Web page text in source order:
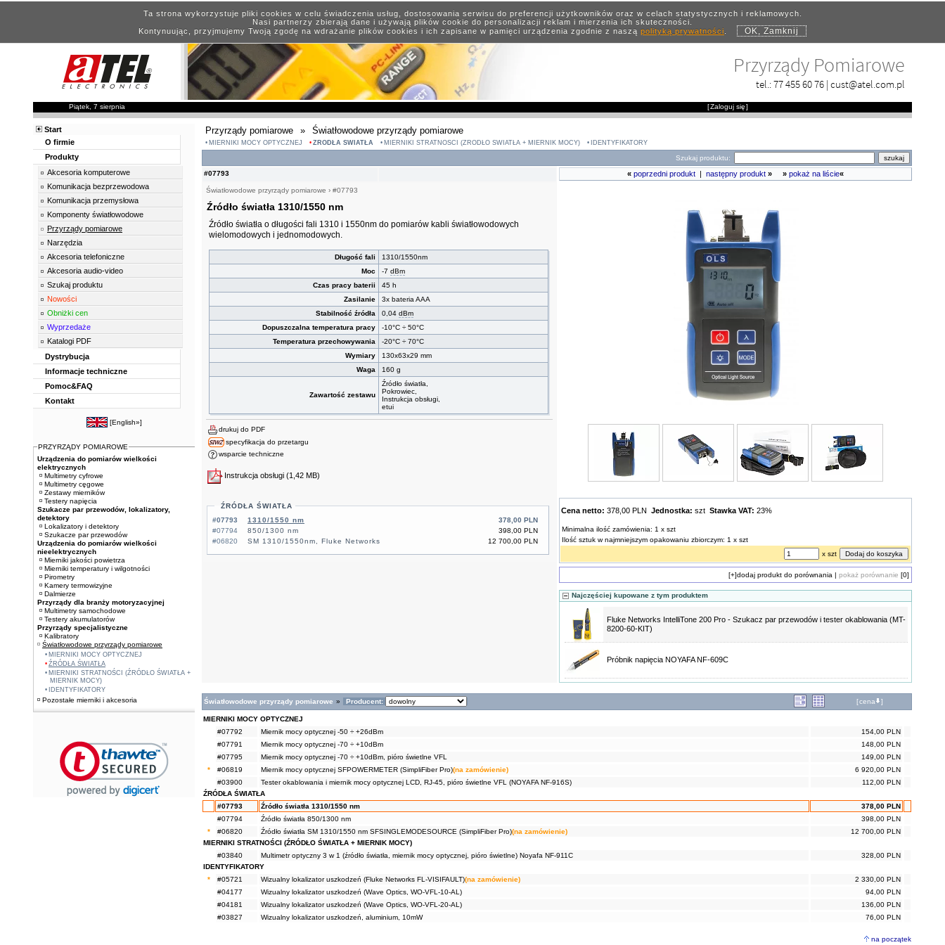
Ta strona wykorzystuje pliki cookies w celu świadczenia usług, dostosowania serwisu do preferencji użytkowników oraz w celach statystycznych i reklamowych.
Nasi partnerzy zbierają dane i używają plików cookie do personalizacji reklam i mierzenia ich skuteczności.
Kontynuując, przyjmujemy Twoją zgodę na wdrażanie plików cookies i ich zapisane w pamięci urządzenia zgodnie z naszą polityką prywatności. OK, Zamknij
Przyrządy Pomiarowe
tel.:77 455 60 76 | cust@atel.com.pl
Piątek, 7 sierpnia [Zaloguj się]
Przyrządy pomiarowe » Światłowodowe przyrządy pomiarowe
MIERNIKI MOCY OPTYCZNEJ ŹRÓDŁA ŚWIATŁA MIERNIKI STRATNOŚCI (ŹRÓDŁO ŚWIATŁA + MIERNIK MOCY) IDENTYFIKATORY
Szukaj produktu:
#07793
Światłowodowe przyrządy pomiarowe › #07793
Źródło światła 1310/1550 nm
Źródło światła o długości fali 1310 i 1550nm do pomiarów kabli światłowodowych
wielomodowych i jednomodowych.
Długość fali
1310/1550nm
Moc
-7 dBm
Czas pracy baterii
45 h
Zasilanie
3x bateria AAA
Stabilność źródła
0,04 dBm
Dopuszczalna temperatura pracy
-10°C ÷ 50°C
Temperatura przechowywania
-20°C ÷ 70°C
Wymiary
130x63x29 mm
Waga
160 g
Zawartość zestawu
Źródło światła,
Pokrowiec,
Instrukcja obsługi,
etui
drukuj do PDF
specyfikacja do przetargu
wsparcie techniczne
Instrukcja obsługi (1,42 MB)
ŹRÓDŁA ŚWIATŁA
#07793
378,00 PLN
1310/1550 nm
#07794
398,00 PLN
850/1300 nm
#06820
12 700,00 PLN
SM 1310/1550nm, Fluke Networks
« poprzedni produkt następny produkt » » pokaż na liście«
Cena netto: 378,00 PLN Jednostka: szt Stawka VAT: 23%
Minimalna ilość zamówienia: 1 x szt
Ilość sztuk w najmniejszym opakowaniu zbiorczym: 1 x szt
x szt
[+]dodaj produkt do porównania | pokaż porównanie [0]
Najczęściej kupowane z tym produktem
Fluke Networks IntelliTone 200 Pro - Szukacz par przewodów i tester okablowania (MT-
8200-60-KIT)
Próbnik napięcia NOYAFA NF-609C
Światłowodowe przyrządy pomiarowe » Producent: [cena ]
MIERNIKI MOCY OPTYCZNEJ
#07792
Miernik mocy optycznej -50 ÷ +26dBm
154,00 PLN
#07791
Miernik mocy optycznej -70 ÷ +10dBm
148,00 PLN
#07795
Miernik mocy optycznej -70 ÷ +10dBm, pióro świetlne VFL
149,00 PLN
*
#06819 Miernik mocy optycznej SFPOWERMETER (SimpliFiber Pro)(na zamówienie)
6 920,00 PLN
#03900
Tester okablowania i miernik mocy optycznej LCD, RJ-45, pióro świetlne VFL (NOYAFA NF-916S)
112,00 PLN
ŹRÓDŁA ŚWIATŁA
#07793
Źródło światła 1310/1550 nm
378,00 PLN
#07794
Źródło światła 850/1300 nm
398,00 PLN
*
#06820 Źródło światła SM 1310/1550 nm SFSINGLEMODESOURCE (SimpliFiber Pro)(na zamówienie)
12 700,00 PLN
MIERNIKI STRATNOŚCI (ŹRÓDŁO ŚWIATŁA + MIERNIK MOCY)
#03840
Multimetr optyczny 3 w 1 (źródło światła, miernik mocy optycznej, pióro świetlne) Noyafa NF-911C
328,00 PLN
IDENTYFIKATORY
*
#05721 Wizualny lokalizator uszkodzeń (Fluke Networks FL-VISIFAULT)(na zamówienie)
2 330,00 PLN
#04177
Wizualny lokalizator uszkodzeń (Wave Optics, WO-VFL-10-AL)
94,00 PLN
#04181
Wizualny lokalizator uszkodzeń (Wave Optics, WO-VFL-20-AL)
136,00 PLN
#03827
Wizualny lokalizator uszkodzeń, aluminium, 10mW 76,00 PLN
na początek
Start
O firmie
Produkty
Akcesoria komputerowe
Komunikacja bezprzewodowa
Komunikacja przemysłowa
Komponenty światłowodowe
Przyrządy pomiarowe
Narzędzia
Akcesoria telefoniczne
Akcesoria audio-video
Szukaj produktu
Nowości
Obniżki cen
Wyprzedaże
Katalogi PDF
Dystrybucja
Informacje techniczne
Pomoc&FAQ
Kontakt
[English»]
PRZYRZĄDY POMIAROWE
Urządzenia do pomiarów wielkości
elektrycznych
Multimetry cyfrowe
Multimetry cęgowe
Zestawy mierników
Testery napięcia
Szukacze par przewodów, lokalizatory,
detektory
Lokalizatory i detektory
Szukacze par przewodów
Urządzenia do pomiarów wielkości
nieelektrycznych
Mierniki jakości powietrza
Mierniki temperatury i wilgotności
Pirometry
Kamery termowizyjne
Dalmierze
Przyrządy dla branży motoryzacyjnej
Multimetry samochodowe
Testery akumulatorów
Przyrządy specjalistyczne
Kalibratory
Światłowodowe przyrządy pomiarowe
MIERNIKI MOCY OPTYCZNEJ
ŹRÓDŁA ŚWIATŁA
MIERNIKI STRATNOŚCI (ŹRÓDŁO ŚWIATŁA +
MIERNIK MOCY)
IDENTYFIKATORY
Pozostałe mierniki i akcesoria